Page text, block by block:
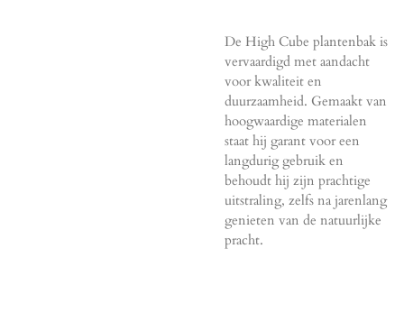
De High Cube plantenbak is
vervaardigd met aandacht
voor kwaliteit en
duurzaamheid. Gemaakt van
hoogwaardige materialen
staat hij garant voor een
langdurig gebruik en
behoudt hij zijn prachtige
uitstraling, zelfs na jarenlang
genieten van de natuurlijke
pracht.